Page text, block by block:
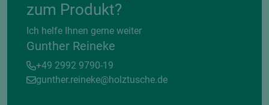
zum Produkt?
Ich helfe Ihnen gerne weiter
Gunther Reineke
+49 2992 9790-19
gunther.reineke@holztusche.de